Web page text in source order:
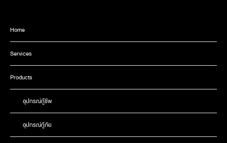
Home
Services
Products
อุปกรณ์กู้ชีพ
อุปกรณ์กู้ภัย